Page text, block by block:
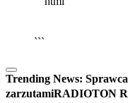
```
Trending News:
zarzutamiRADIOTON